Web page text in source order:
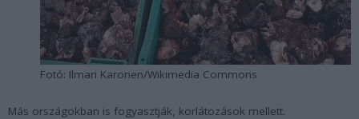
Fotó: Ilmari Karonen/Wikimedia Commons
Más országokban is fogyasztják, korlátozások mellett.